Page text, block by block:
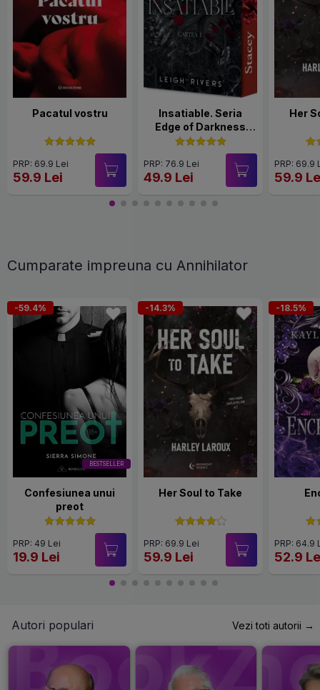
Pacatul vostru
PRP: 69.9 Lei
59.9 Lei
Insatiable. Seria
Edge of Darkness
Vol.1
PRP: 76.9 Lei
49.9 Lei
Her
PRP: 69.9
59.9
Cumparate impreuna cu Annihilator
BESTSELLER
-59.4%
Confesiunea unui
preot
PRP: 49 Lei
19.9 Lei
-14.3%
Her Soul to Take
PRP: 69.9 Lei
59.9 Lei
-18.5%
PRP: 64.9
52.9
Autori populari Vezi toti autorii →